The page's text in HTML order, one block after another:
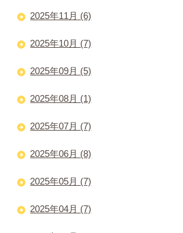
2025年11月 (6)
2025年10月 (7)
2025年09月 (5)
2025年08月 (1)
2025年07月 (7)
2025年06月 (8)
2025年05月 (7)
2025年04月 (7)